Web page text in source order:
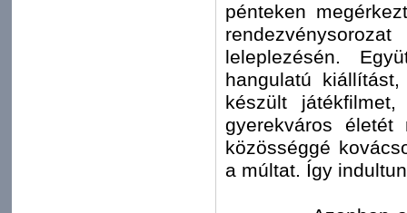
pénteken
leleplezésén.
hangulatú
készült
gyerekváros
közösséggé
a múltat. Így